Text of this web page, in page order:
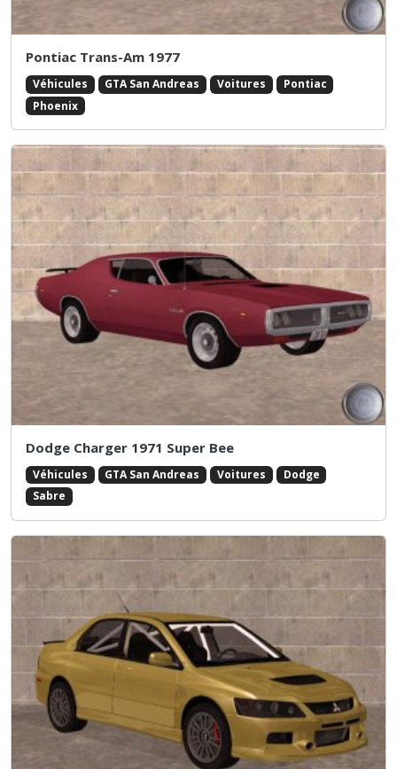
Pontiac Trans-Am 1977
Véhicules GTA San Andreas Voitures
Pontiac
Phoenix
Dodge Charger 1971 Super Bee
Véhicules GTA San Andreas Voitures
Dodge
Sabre